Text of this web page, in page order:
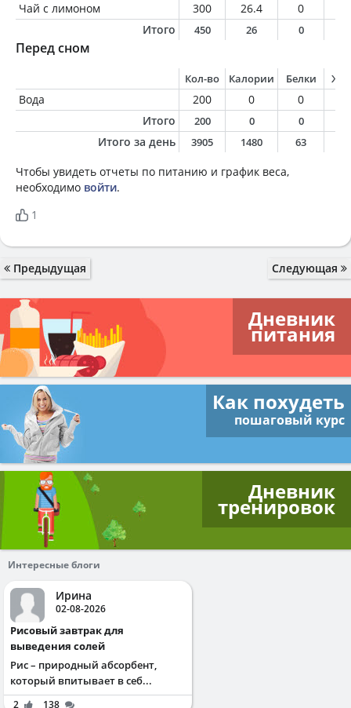
Чай с лимоном
300 26.4 0
Итого
450 26 0
Перед сном
Кол-во Калории Белки
Вода 200 0 0
Итого
200 0 0
Итого за день 3905 1480 63
Чтобы увидеть отчеты по питанию и график веса,
необходимо войти.
1
Предыдущая Следующая
Дневник
питания
Как похудеть
пошаговый курс
Дневник
тренировок
Интересные блоги
Ирина
02-08-2026
Рисовый завтрак для
выведения солей
Рис – природный абсорбент,
который впитывает в себ...
2 138